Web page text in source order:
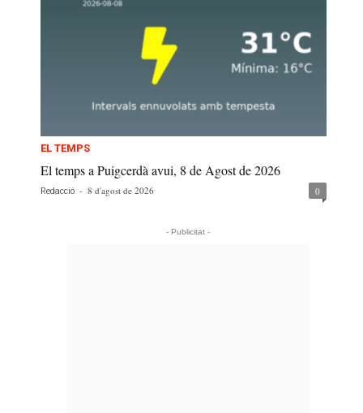
EL TEMPS
El temps a Puigcerdà avui, 8 de Agost de 2026
Redacció - 8 d'agost de 2026 0
- Publicitat -